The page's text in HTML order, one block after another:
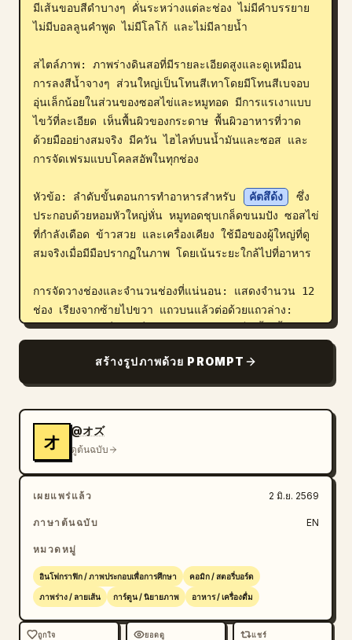
มีเส้นขอบสีดำบางๆ คั่นระหว่างแต่ละช่อง ไม่มีคำบรรยาย
ไม่มีบอลลูนคำพูด ไม่มีโลโก้ และไม่มีลายน้ำ
สไตล์ภาพ: ภาพร่างดินสอที่มีรายละเอียดสูงและดูเหมือน
การลงสีน้ำจางๆ ส่วนใหญ่เป็นโทนสีเทาโดยมีโทนสีเบจอบ
อุ่นเล็กน้อยในส่วนของซอสไข่และหมูทอด มีการแรเงาแบบ
ไขว้ที่ละเอียด เห็นพื้นผิวของกระดาษ พื้นผิวอาหารที่วาด
ด้วยมืออย่างสมจริง มีควัน ไฮไลท์บนน้ำมันและซอส และ
การจัดเฟรมแบบโคลสอัพในทุกช่อง
หัวข้อ: ลำดับขั้นตอนการทำอาหารสำหรับ คัตสึด้ง
ซึ่ง
ประกอบด้วยหอมหัวใหญ่หั่น หมูทอดชุบเกล็ดขนมปัง ซอสไข่
ที่กำลังเดือด ข้าวสวย และเครื่องเคียง ใช้มือของผู้ใหญ่ที่ดู
สมจริงเมื่อมีมือปรากฏในภาพ โดยเน้นระยะใกล้ไปที่อาหาร
การจัดวางช่องและจำนวนช่องที่แน่นอน: แสดงจำนวน 12
ช่อง เรียงจากซ้ายไปขวา แถวบนแล้วต่อด้วยแถวล่าง:
1. โคลสอัพมือที่กำลังหั่นหอมหัวใหญ่สีอ่อนเป็นชิ้นเสี้ยว
2. โคลสอัพหมูทอดชุบเกล็ดขนมปังบนเขียง ถูกคีบด้วยที่คีบ
เคลือบด้วยเกล็ดขนมปังกรอบๆ
นิ้วมือประคองไว้
4. โคลสอัพมุมมองจากด้านบนขณะเทน้ำซุปใสลงในกระทะ
โลหะทรงกลม เกิดเป็นระลอกคลื่นวงกลม
5. โคลสอัพหอมหัวใหญ่ที่กำลังเคี่ยวในน้ำซุปที่เดือดปุดๆ ใน
กระทะ มีควันลอยขึ้นมา
6. โคลสอัพมือที่กำลังวางชิ้นหมูทอดลงบนหอมหัวใหญ่ใน
7. โคลสอัพไข่ที่ตีแล้วกำลังถูกเทราดลงบนหมูทอดและหอม
หัวใหญ่ เห็นเป็นริ้วครีมกระจายไปทั่วกระทะ
8. โคลสอัพฝาโลหะที่ปิดกระทะไว้โดยมีควันล้อมรอบขอบ
เมล็ดข้าวชัดเจน
สร้างรูปภาพด้วย PROMPT
オ
@オズ
ดูต้นฉบับ
เผยแพร่แล้ว 2 มิ.ย. 2569
ภาษาต้นฉบับ EN
หมวดหมู่
อินโฟกราฟิก / ภาพประกอบเพื่อการศึกษา คอมิก / สตอรี่บอร์ด
ภาพร่าง / ลายเส้น การ์ตูน / นิยายภาพ อาหาร / เครื่องดื่ม
ถูกใจ ยอดดู แชร์